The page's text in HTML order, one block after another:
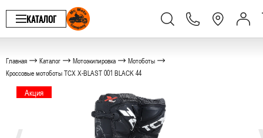
КАТАЛОГ
Главная Каталог Мотоэкипировка
Мотоботы
Кроссовые мотоботы TCX X-BLAST 001 BLACK 44
Акция